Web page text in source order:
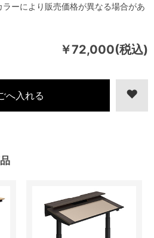
￥72,000(税込)
ラーにより販売価格が異なる場合があ